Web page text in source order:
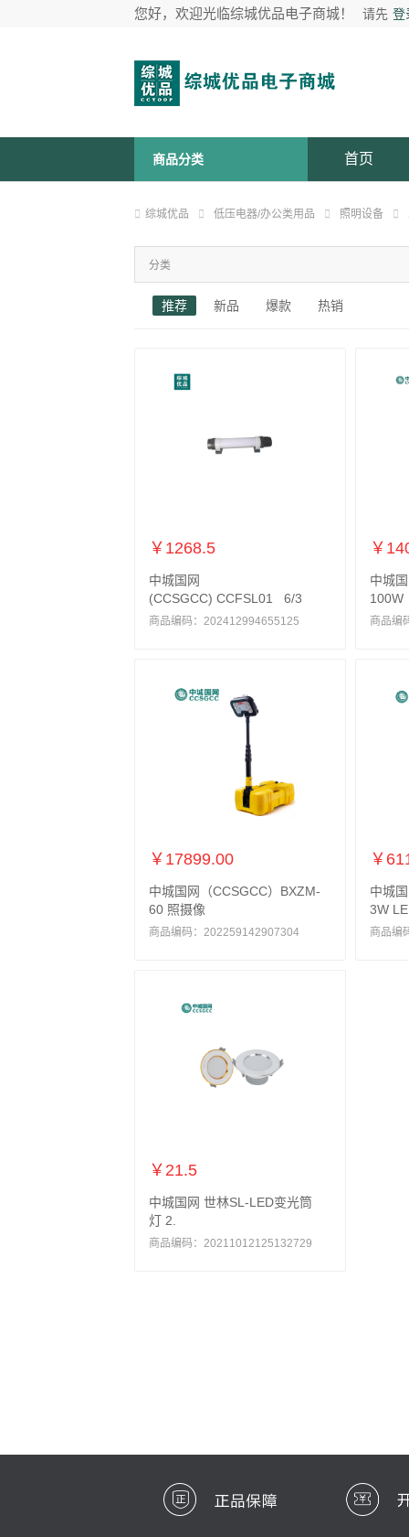
您好，欢迎光临综城优品电子商城！ 请先 登
商品分类 首页
综城优品 低压电器/办公类用品 照明设备
分类
推荐 新品 爆款 热销
￥1268.5
中城国网
(CCSGCC) CCFSL01 6/3
商品编码：202412994655125
￥
中城
100W
商品编
￥17899.00
中城国网（CCSGCC）BXZM-
60 照摄像
商品编码：202259142907304
￥
中城
3W
商品编
￥21.5
中城国网 世林SL-LED变光筒
灯 2.
商品编码：20211012125132729